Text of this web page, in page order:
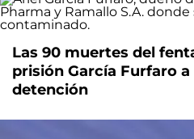
Las 90 muertes del
prisión García Furfaro a
detención